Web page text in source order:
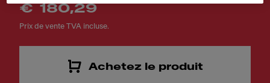
€ 180,29
Prix de vente TVA incluse.
Achetez le produit